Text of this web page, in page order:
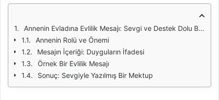
Annenin Evladına Evlilik Mesajı: Sevgi ve Destek Dolu Bir Yolculuk
Annenin Rolü ve Önemi
Mesajın İçeriği: Duyguların İfadesi
Örnek Bir Evlilik Mesajı
Sonuç: Sevgiyle Yazılmış Bir Mektup